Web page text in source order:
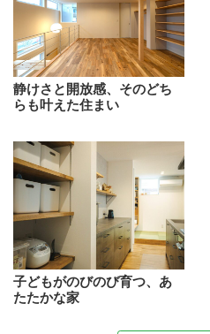
静けさと開放感、そのどち
らも叶えた住まい
子どもがのびのび育つ、あ
たたかな家